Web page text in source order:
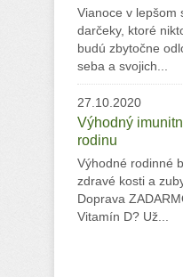
Vianoce v lepšom
darčeky, ktoré
budú zbytočne
seba a svojich...
27.10.2020
Výhodný
rodinu
Výhodné rodinné
zdravé kosti a
Doprava
Vitamín D? Už...